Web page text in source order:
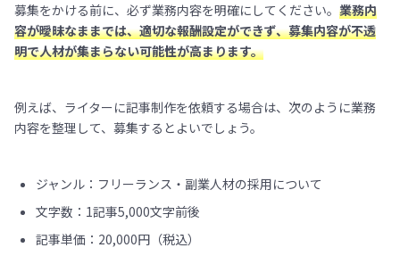
募集をかける前に、必ず業務内容を明確にしてください。 業務内
容が曖昧なままでは、適切な報酬設定ができず、募集内容が不透
明で人材が集まらない可能性が高まります。
例えば、ライターに記事制作を依頼する場合は、次のように業務
内容を整理して、募集するとよいでしょう。
ジャンル：フリーランス・副業人材の採用について
文字数：1記事5,000文字前後
記事単価：20,000円（税込）